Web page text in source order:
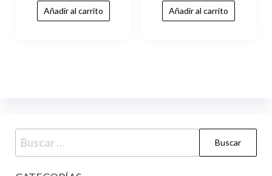
Añadir al carrito Añadir al carrito